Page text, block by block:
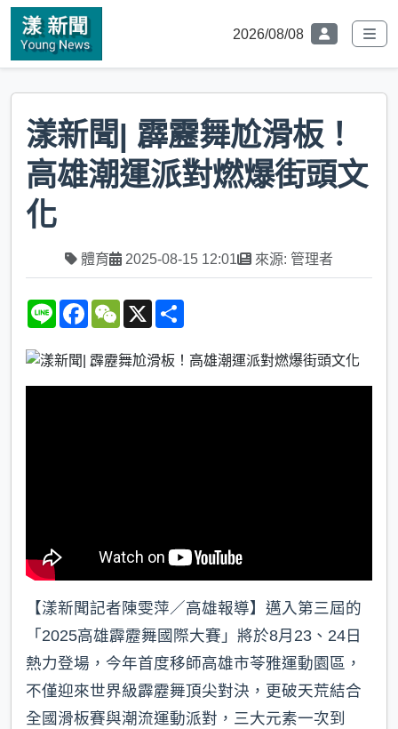
2026/08/08
漾新聞| 霹靂舞尬滑板！
高雄潮運派對燃爆街頭文
化
體育 2025-08-15 12:01 來源: 管理者
L
F
b
W
a
X
e
【漾新聞記者陳雯萍／高雄報導】邁入第三屆的
「2025高雄霹靂舞國際大賽」將於8月23、24日
熱力登場，今年首度移師高雄市苓雅運動園區，
不僅迎來世界級霹靂舞頂尖對決，更破天荒結合
全國滑板賽與潮流運動派對，三大元素一次到